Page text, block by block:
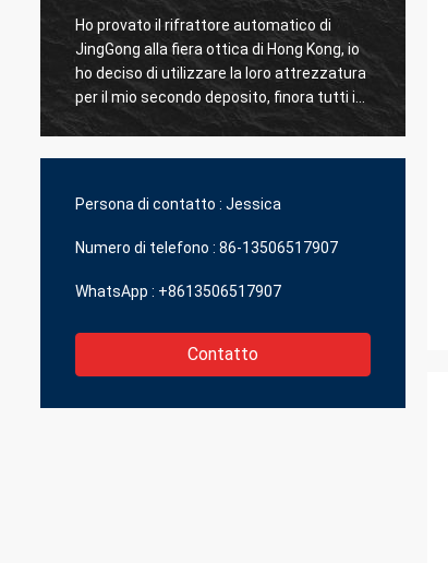
Ho provato il rifrattore automatico di
JingGong alla fiera ottica di Hong Kong, io
ho deciso di utilizzare la loro attrezzatura
per il mio secondo deposito, finora tutti i
miei 10 negozi sopra l'Albania sto usando
Persona di contatto : Jessica
Numero di telefono : 86-13506517907
WhatsApp : +8613506517907
Contatto